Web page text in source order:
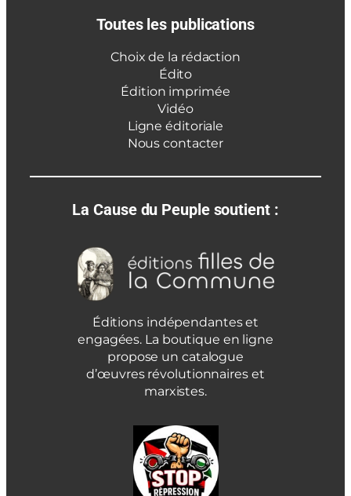
Toutes les publications
Choix de la rédaction
Édito
Édition imprimée
Vidéo
Ligne éditoriale
Nous contacter
La Cause du Peuple soutient :
Éditions indépendantes et
engagées. La boutique en ligne
propose un catalogue
d’œuvres révolutionnaires et
marxistes.